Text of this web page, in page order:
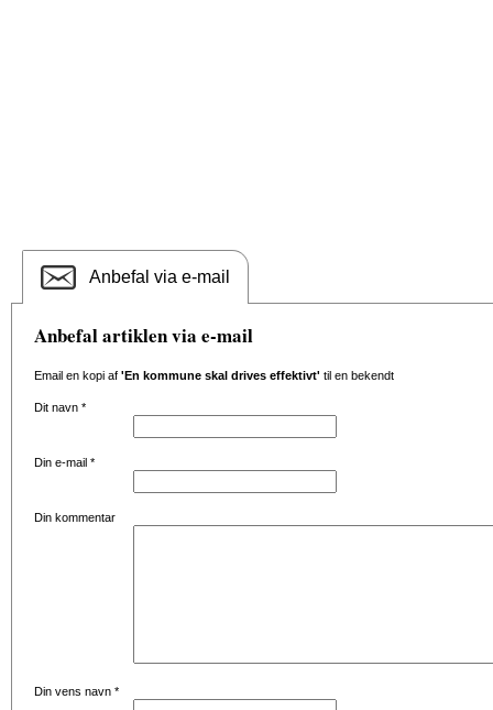
Anbefal via e-mail
Anbefal artiklen via e-mail
Email en kopi af 'En kommune skal drives effektivt' til en bekendt
Dit navn *
Din e-mail *
Din kommentar
Din vens navn *